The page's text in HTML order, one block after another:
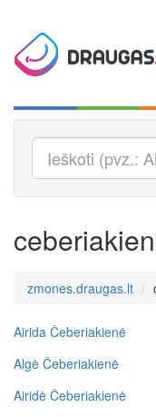
zmones.draugas.lt
Airida Čeberiakienė
Algė Čeberiakienė
Airidė Čeberiakienė